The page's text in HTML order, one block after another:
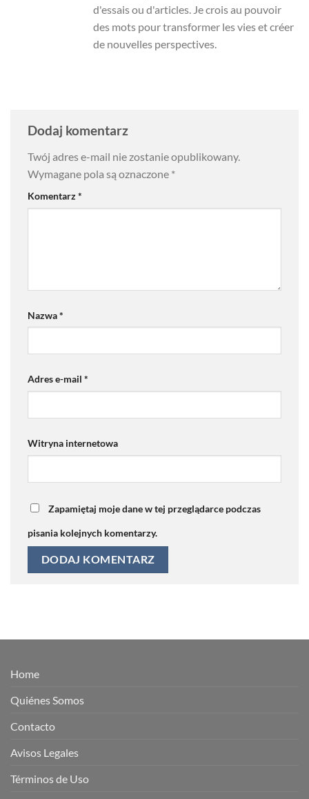
d'essais ou d'articles. Je crois au pouvoir
des mots pour transformer les vies et créer
de nouvelles perspectives.
Dodaj komentarz
Twój adres e-mail nie zostanie opublikowany.
Wymagane pola są oznaczone *
Komentarz*
Nazwa*
Adres e-mail *
Witryna internetowa
Zapamiętaj moje dane w tej przeglądarce podczas
pisania kolejnych komentarzy.
Home
Quiénes Somos
Contacto
Avisos Legales
Términos de Uso